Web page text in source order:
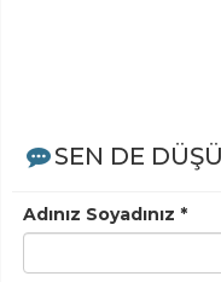
SEN DE
Adınız Soyadınız *